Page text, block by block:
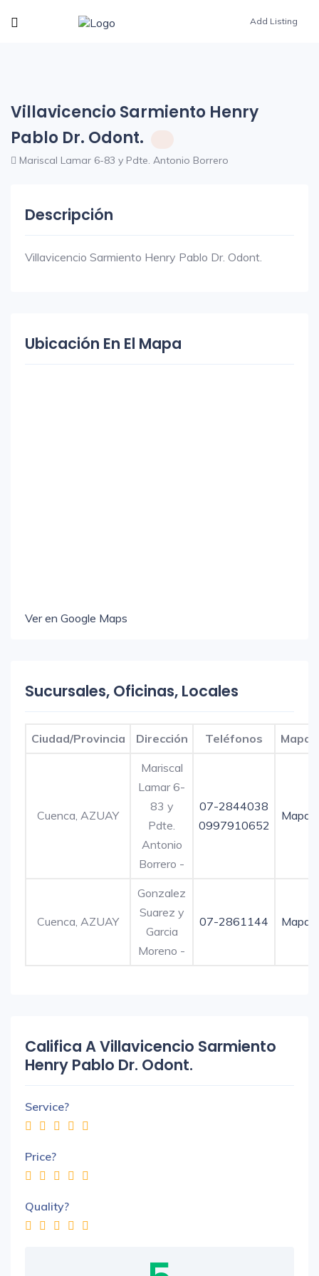
Add Listing
Villavicencio Sarmiento Henry
Pablo Dr. Odont.
Mariscal Lamar 6-83 y Pdte. Antonio Borrero
Descripción
Villavicencio Sarmiento Henry Pablo Dr. Odont.
Ubicación En El Mapa
Ver en Google Maps
Sucursales, Oficinas, Locales
Ciudad/Provincia Dirección Teléfonos Mapa
Cuenca, AZUAY
Mariscal
Lamar 6-
83 y
Pdte.
Antonio
Borrero -
07-2844038
0997910652
Mapa
Cuenca, AZUAY
Gonzalez
Suarez y
Garcia
Moreno -
07-2861144 Mapa
Califica A Villavicencio Sarmiento
Henry Pablo Dr. Odont.
Service?
Price?
Quality?